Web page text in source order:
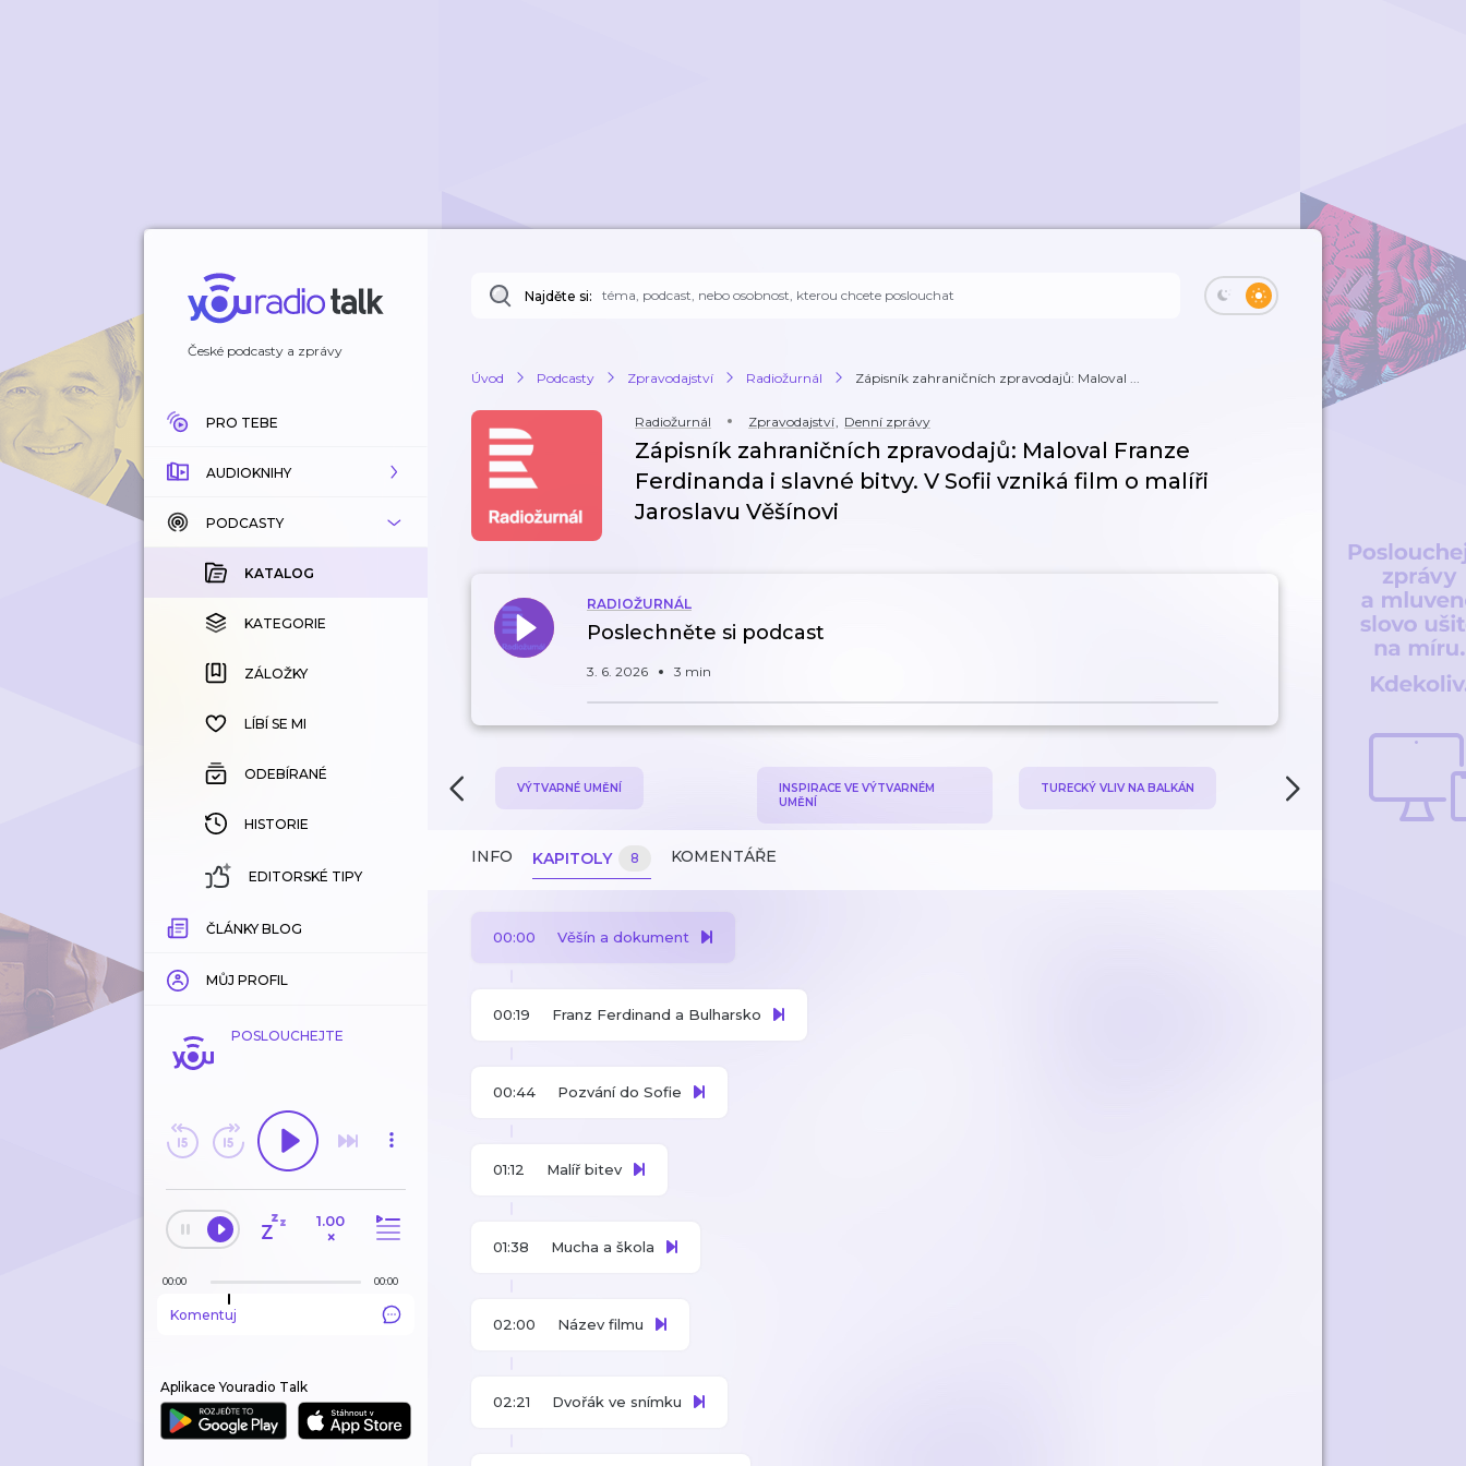
České podcasty a zprávy
PRO TEBE
AUDIOKNIHY
KATALOG
KOUPENÉ
KATEGORIE
ZÁLOŽKY
HISTORIE
PODCASTY
KATALOG
KATEGORIE
ZÁLOŽKY
LÍBÍ SE MI
ODEBÍRANÉ
HISTORIE
EDITORSKÉ TIPY
ČLÁNKY BLOG
MŮJ PROFIL
POSLOUCHEJTE
1.00
×
00:00 00:00
Komentuj
Aplikace Youradio Talk
Najděte si:
Úvod Podcasty Zpravodajství Radiožurnál Zápisník zahraničních zpravodajů: Maloval ...
Radiožurnál Zpravodajství, Denní zprávy
Zápisník zahraničních zpravodajů: Maloval Franze
Ferdinanda i slavné bitvy. V Sofii vzniká film o malíři
Jaroslavu Věšínovi
RADIOŽURNÁL
Poslechněte si podcast
3. 6. 2026 3 min
VÝTVARNÉ UMĚNÍ
INSPIRACE VE VÝTVARNÉM
UMĚNÍ
TURECKÝ VLIV NA BALKÁN
INFO KAPITOLY 8 KOMENTÁŘE
00:00 Věšín a dokument
00:19 Franz Ferdinand a Bulharsko
00:44 Pozvání do Sofie
01:12 Malíř bitev
01:38 Mucha a škola
02:00 Název filmu
02:21 Dvořák ve snímku